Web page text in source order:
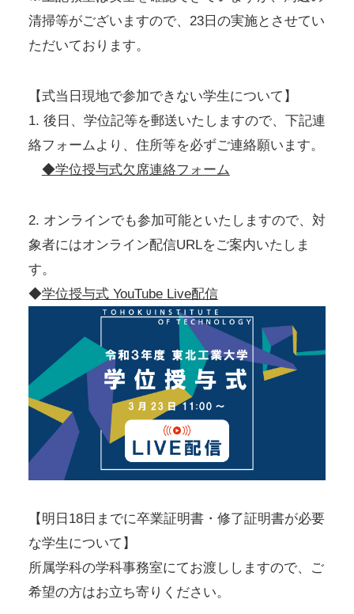
清掃等がございますので、23日の実施とさせてい
ただいております。
【式当日現地で参加できない学生について】
1. 後日、学位記等を郵送いたしますので、下記連
絡フォームより、住所等を必ずご連絡願います。
◆学位授与式欠席連絡フォーム
2. オンラインでも参加可能といたしますので、対
象者にはオンライン配信URLをご案内いたしま
す。
◆学位授与式 YouTube Live配信
【明日18日までに卒業証明書・修了証明書が必要
な学生について】
所属学科の学科事務室にてお渡ししますので、ご
希望の方はお立ち寄りください。